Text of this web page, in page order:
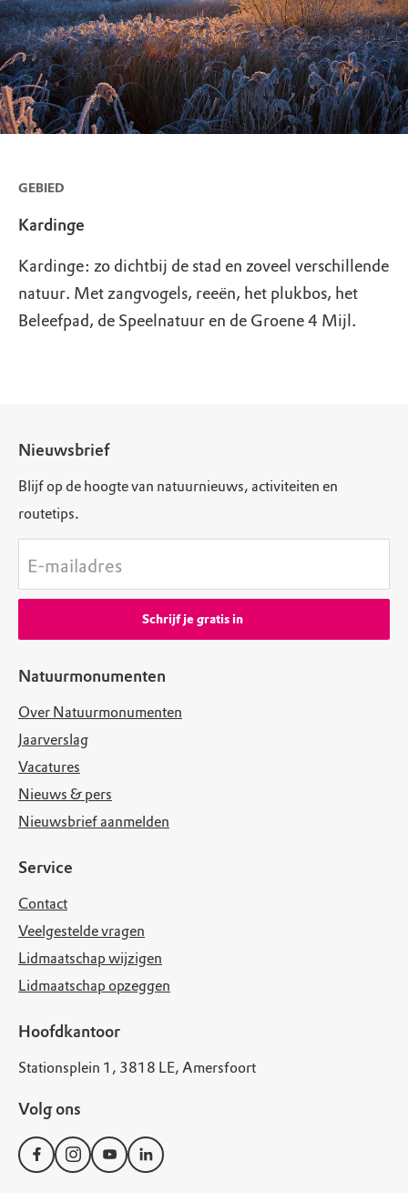
GEBIED
Kardinge
Kardinge: zo dichtbij de stad en zoveel verschillende
natuur. Met zangvogels, reeën, het plukbos, het
Beleefpad, de Speelnatuur en de Groene 4 Mijl.
Natuurmonumenten
Over Natuurmonumenten
Jaarverslag
Vacatures
Nieuws & pers
Nieuwsbrief aanmelden
Service
Contact
Veelgestelde vragen
Lidmaatschap wijzigen
Lidmaatschap opzeggen
Hoofdkantoor
Stationsplein 1, 3818 LE, Amersfoort
Volg ons
Nieuwsbrief
Blijf op de hoogte van natuurnieuws, activiteiten en
routetips.
E-mailadres
Schrijf je gratis in